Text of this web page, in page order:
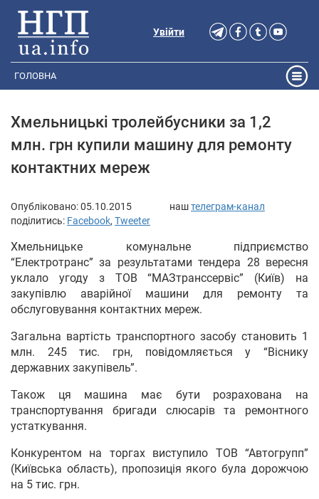
Увійти
ГОЛОВНА
Хмельницькі тролейбусники за 1,2
млн. грн купили машину для ремонту
контактних мереж
Опубліковано:05.10.2015 наштелеграм-канал
поділитись: Facebook, Tweeter
Хмельницьке комунальне підприємство
“Електротранс” за результатами тендера 28 вересня
уклало угоду з ТОВ “МАЗтранссервіс” (Київ) на
закупівлю аварійної машини для ремонту та
обслуговування контактних мереж.
Загальна вартість транспортного засобу становить 1
млн. 245 тис. грн, повідомляється у “Віснику
державних закупівель”.
Також ця машина має бути розрахована на
транспортування бригади слюсарів та ремонтного
устаткування.
Конкурентом на торгах виступило ТОВ “Автогрупп”
(Київська область), пропозиція якого була дорожчою
на 5 тис. грн.